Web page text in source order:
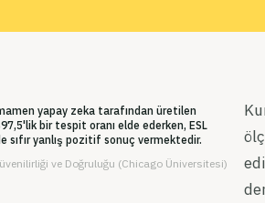
yapay zeka tarafından üretilen
bir tespit oranı elde ederken, ESL
sıfır yanlış pozitif sonuç vermektedir.
ve Doğruluğu (Chicago Üniversitesi)